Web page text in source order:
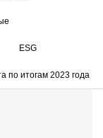
ESG
по итогам 2023 года